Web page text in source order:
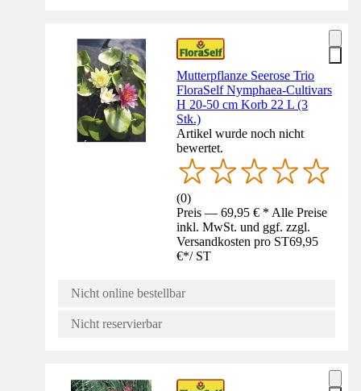
Mutterpflanze Seerose Trio
FloraSelf Nymphaea-Cultivars
H 20-50 cm Korb 22 L (3
Stk.)
Artikel wurde noch nicht
bewertet.
(0)
Preis — 69,95 € * Alle Preise
inkl. MwSt. und ggf. zzgl.
Versandkosten pro ST69,95
€*/ ST
Nicht online bestellbar
Nicht reservierbar